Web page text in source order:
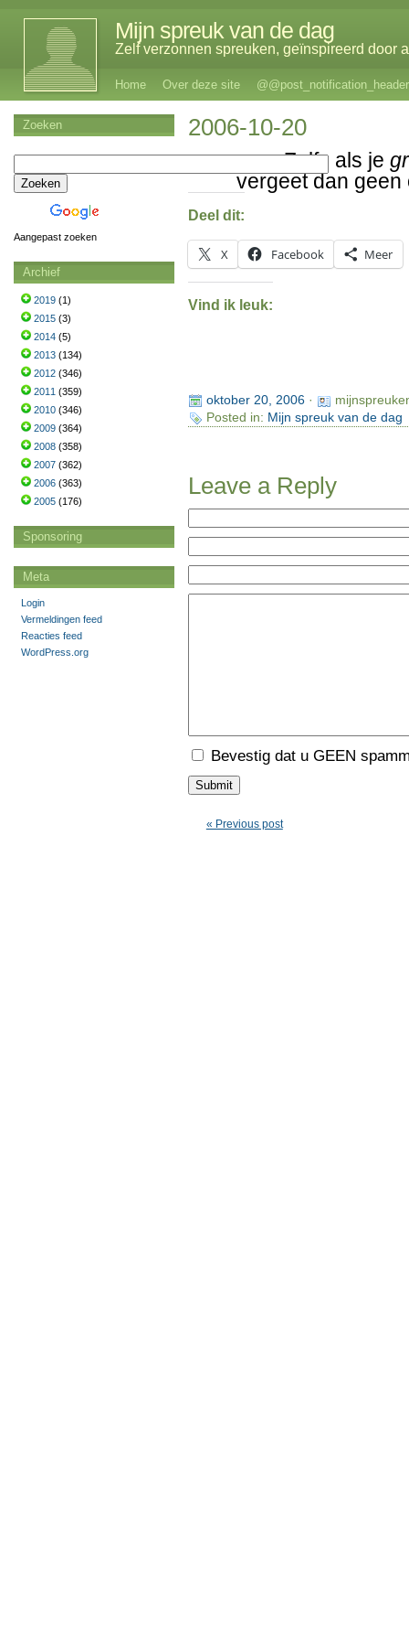
Mijn spreuk van de dag
Zelf verzonnen spreuken, geïnspireerd door
Home Over deze site @@post_notification_header
2006-10-20
Zelfs als je
vergeet dan
Deel dit:
X Facebook Meer
Vind ik leuk:
oktober 20, 2006·
Posted in: Mijn spreuk van de dag
Leave a Reply
Bevestig dat u GEEN
« Previous post
Zoeken
Aangepast zoeken
Archief
2019 (1)
2015 (3)
2014 (5)
2013 (134)
2012 (346)
2011 (359)
2010 (346)
2009 (364)
2008 (358)
2007 (362)
2006 (363)
2005 (176)
Sponsoring
Meta
Login
Vermeldingen feed
Reacties feed
WordPress.org